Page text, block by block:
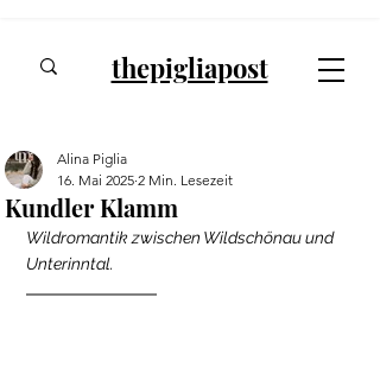
thepigliapost
Kundler Klamm
Alina Piglia
16. Mai 2025 2 Min. Lesezeit
Wildromantik zwischen Wildschönau und
Unterinntal.